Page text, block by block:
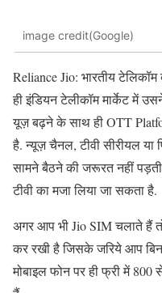
image credit(Google)
Reliance Jio: भारतीय टेलिकॉम
ही इंडियन टेलीकॉम मार्केट में
यूज़ बढ़ने के साथ ही OTT
है. न्यूज़ चैनल, टीवी सीरीयल
सामने बैठने की जरूरत नहीं
टीवी का मजा लिया जा सकता है.
अगर आप भी Jio SIM चलाते हैं
कर रखी है जिसके जरिये आप
मोबाइल फोन पर ही फ्री में